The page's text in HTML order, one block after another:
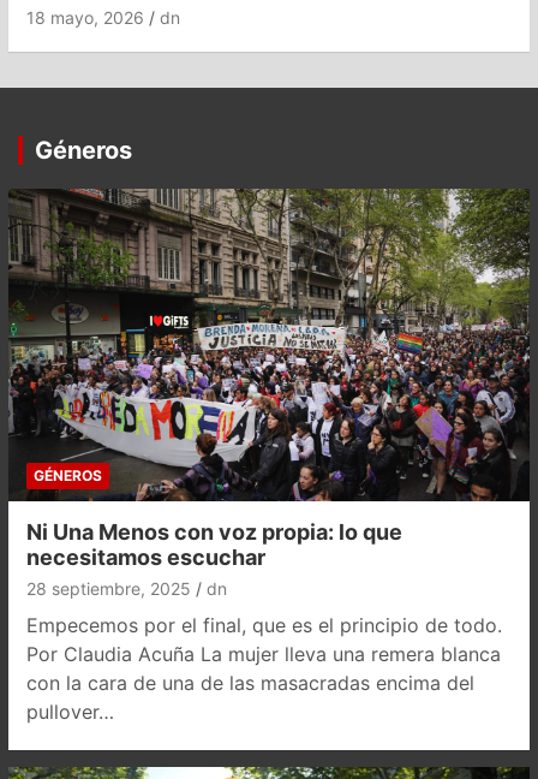
18 mayo, 2026 dn
Géneros
GÉNEROS
Ni Una Menos con voz propia: lo que
necesitamos escuchar
28 septiembre, 2025 dn
Empecemos por el final, que es el principio de todo.
Por Claudia Acuña La mujer lleva una remera blanca
con la cara de una de las masacradas encima del
pullover…